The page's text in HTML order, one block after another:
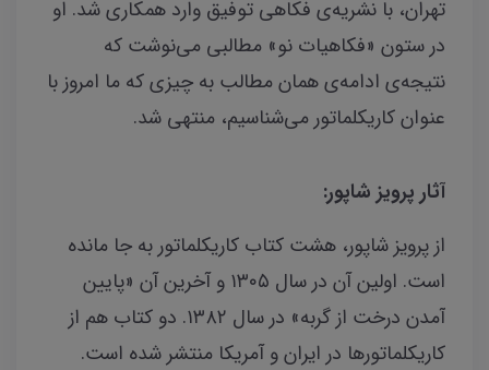
تهران، با نشریه‌ی فکاهی توفیق وارد همکاری شد. او
در ستون «فکاهیات نو» مطالبی می‌نوشت که
نتیجه‌‌ی ادامه‌ی همان مطالب به چیزی که ما امروز با
عنوان کاریکلماتور می‌شناسیم، منتهی شد.
آثار پرویز شاپور:
از پرویز شاپور، هشت کتاب کاریکلماتور به جا مانده
است. اولین آن در سال ۱۳۰۵ و آخرین آن «پایین
آمدن درخت از گربه» در سال ۱۳۸۲. دو کتاب هم از
کاریکلماتورها در ایران و آمریکا منتشر شده است.